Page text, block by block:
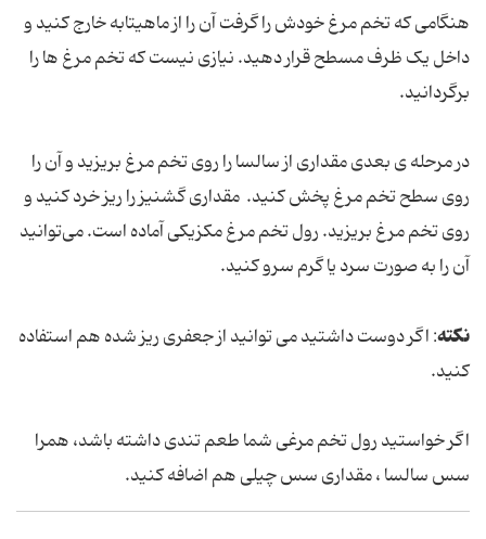
هنگامی که تخم مرغ خودش را گرفت آن را از ماهیتابه خارج کنید و
داخل یک ظرف مسطح قرار دهید. نیازی نیست که تخم مرغ ها را
برگردانید.
در مرحله ی بعدی مقداری از سالسا را روی تخم مرغ بریزید و آن را
روی سطح تخم مرغ پخش کنید. مقداری گشنیز را ریز خرد کنید و
روی تخم مرغ بریزید. رول تخم مرغ مکزیکی آماده‌ است. می‌توانید
آن را به صورت سرد یا گرم سرو کنید.
نکته: اگر دوست داشتید می توانید از جعفری ریز شده هم استفاده
کنید.
اگر خواستید رول تخم مرغی شما طعم تندی داشته باشد، همرا
سس سالسا ، مقداری سس چیلی هم اضافه کنید.